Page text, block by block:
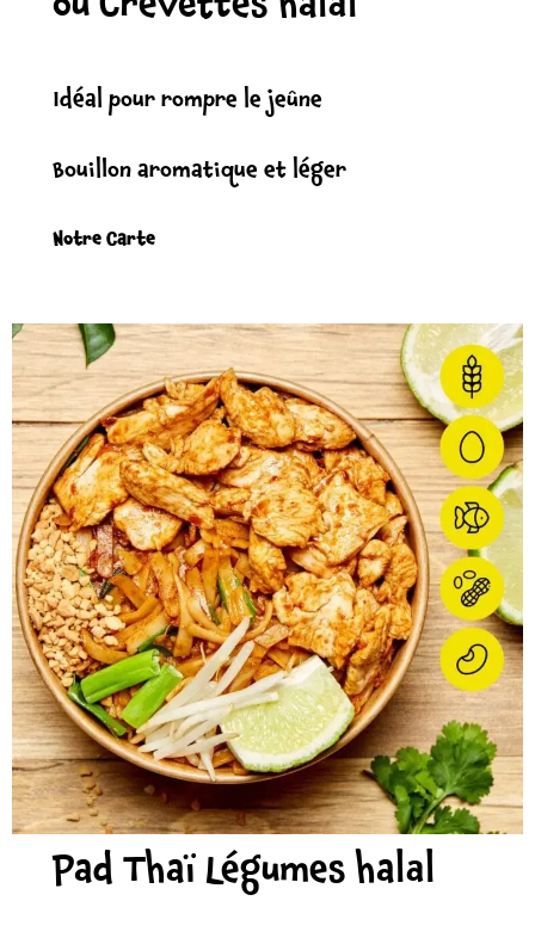
ou Crevettes halal
Idéal pour rompre le jeûne
Bouillon aromatique et léger
Notre Carte
Pad Thaï Légumes halal